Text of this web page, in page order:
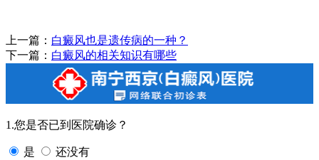
上一篇： 白癜风也是遗传病的一种？
下一篇： 白癜风的相关知识有哪些
1.您是否已到医院确诊？
是 还没有